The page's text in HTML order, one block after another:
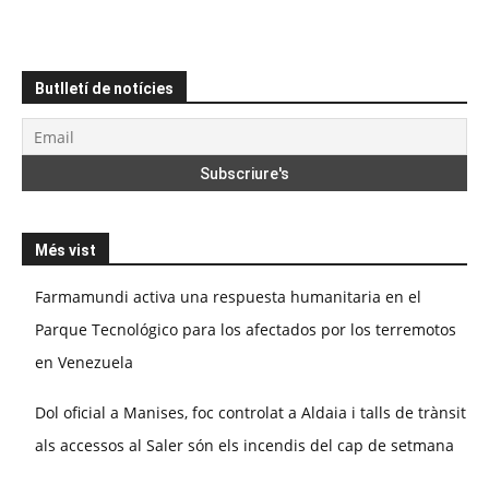
Butlletí de notícies
Més vist
Farmamundi activa una respuesta humanitaria en el
Parque Tecnológico para los afectados por los terremotos
en Venezuela
Dol oficial a Manises, foc controlat a Aldaia i talls de trànsit
als accessos al Saler són els incendis del cap de setmana